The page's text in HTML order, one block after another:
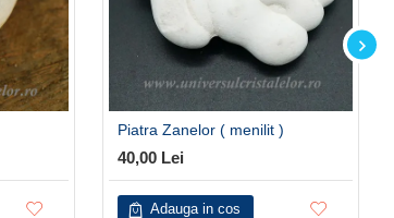
Piatra Zanelor ( menilit )
40,00 Lei
Adauga in cos